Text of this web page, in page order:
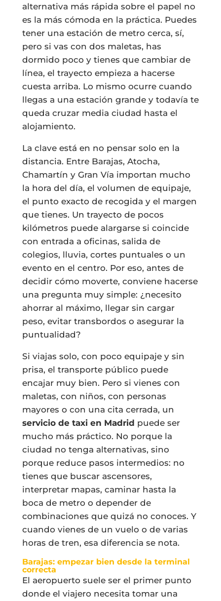
alternativa más rápida sobre el papel no
es la más cómoda en la práctica. Puedes
tener una estación de metro cerca, sí,
pero si vas con dos maletas, has
dormido poco y tienes que cambiar de
línea, el trayecto empieza a hacerse
cuesta arriba. Lo mismo ocurre cuando
llegas a una estación grande y todavía te
queda cruzar media ciudad hasta el
alojamiento.
La clave está en no pensar solo en la
distancia. Entre Barajas, Atocha,
Chamartín y Gran Vía importan mucho
la hora del día, el volumen de equipaje,
el punto exacto de recogida y el margen
que tienes. Un trayecto de pocos
kilómetros puede alargarse si coincide
con entrada a oficinas, salida de
colegios, lluvia, cortes puntuales o un
evento en el centro. Por eso, antes de
decidir cómo moverte, conviene hacerse
una pregunta muy simple: ¿necesito
ahorrar al máximo, llegar sin cargar
peso, evitar transbordos o asegurar la
puntualidad?
Si viajas solo, con poco equipaje y sin
prisa, el transporte público puede
encajar muy bien. Pero si vienes con
maletas, con niños, con personas
mayores o con una cita cerrada, un
servicio de taxi en Madrid puede ser
mucho más práctico. No porque la
ciudad no tenga alternativas, sino
porque reduce pasos intermedios: no
tienes que buscar ascensores,
interpretar mapas, caminar hasta la
boca de metro o depender de
combinaciones que quizá no conoces. Y
cuando vienes de un vuelo o de varias
horas de tren, esa diferencia se nota.
Barajas: empezar bien desde la terminal
correcta
El aeropuerto suele ser el primer punto
donde el viajero necesita tomar una